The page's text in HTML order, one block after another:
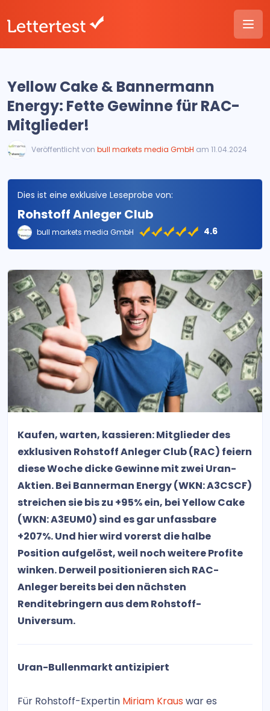
Yellow Cake & Bannermann
Energy: Fette Gewinne für RAC-
Mitglieder!
Veröffentlicht von bull markets media GmbH am 11.04.2024
Dies ist eine exklusive Leseprobe von:
Rohstoff Anleger Club
bull markets media GmbH 4.6
Kaufen, warten, kassieren: Mitglieder des
exklusiven Rohstoff Anleger Club (RAC) feiern
diese Woche dicke Gewinne mit zwei Uran-
Aktien. Bei Bannerman Energy (WKN: A3CSCF)
streichen sie bis zu +95% ein, bei Yellow Cake
(WKN: A3EUM0) sind es gar unfassbare
+207%. Und hier wird vorerst die halbe
Position aufgelöst, weil noch weitere Profite
winken. Derweil positionieren sich RAC-
Anleger bereits bei den nächsten
Renditebringern aus dem Rohstoff-
Universum.
Uran-Bullenmarkt antizipiert
Für Rohstoff-Expertin Miriam Kraus war es